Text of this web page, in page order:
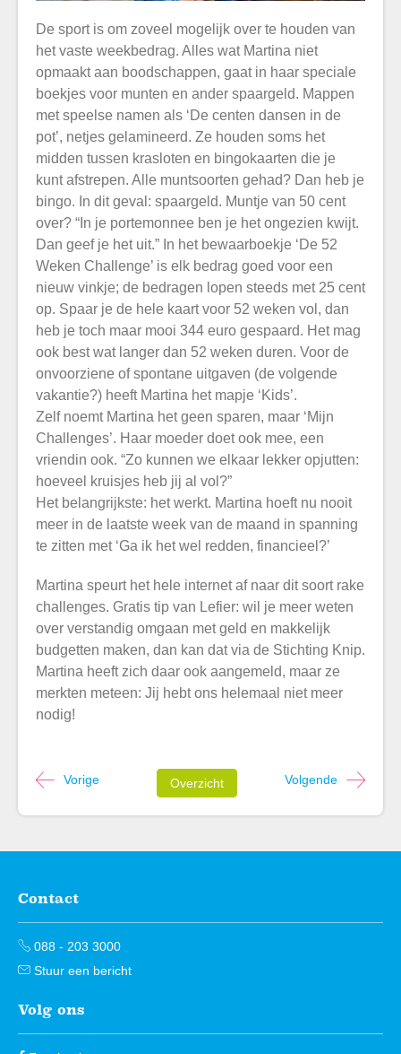
De sport is om zoveel mogelijk over te houden van
het vaste weekbedrag. Alles wat Martina niet
opmaakt aan boodschappen, gaat in haar speciale
boekjes voor munten en ander spaargeld. Mappen
met speelse namen als ‘De centen dansen in de
pot’, netjes gelamineerd. Ze houden soms het
midden tussen krasloten en bingokaarten die je
kunt afstrepen. Alle muntsoorten gehad? Dan heb je
bingo. In dit geval: spaargeld. Muntje van 50 cent
over? “In je portemonnee ben je het ongezien kwijt.
Dan geef je het uit.” In het bewaarboekje ‘De 52
Weken Challenge’ is elk bedrag goed voor een
nieuw vinkje; de bedragen lopen steeds met 25 cent
op. Spaar je de hele kaart voor 52 weken vol, dan
heb je toch maar mooi 344 euro gespaard. Het mag
ook best wat langer dan 52 weken duren. Voor de
onvoorziene of spontane uitgaven (de volgende
vakantie?) heeft Martina het mapje ‘Kids’.
Zelf noemt Martina het geen sparen, maar ‘Mijn
Challenges’. Haar moeder doet ook mee, een
vriendin ook. “Zo kunnen we elkaar lekker opjutten:
hoeveel kruisjes heb jij al vol?”
Het belangrijkste: het werkt. Martina hoeft nu nooit
meer in de laatste week van de maand in spanning
te zitten met ‘Ga ik het wel redden, financieel?’
Martina speurt het hele internet af naar dit soort rake
challenges. Gratis tip van Lefier: wil je meer weten
over verstandig omgaan met geld en makkelijk
budgetten maken, dan kan dat via de Stichting Knip.
Martina heeft zich daar ook aangemeld, maar ze
merkten meteen: Jij hebt ons helemaal niet meer
nodig!
Volgende
Overzicht
Vorige
Contactinformatie
Contact
088 - 203 3000
Stuur een bericht
Volg ons